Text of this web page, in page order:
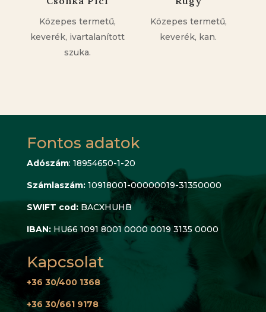
Közepes termetű,
keverék, ivartalanított
szuka.
Közepes termetű,
keverék, kan.
Fontos adatok
Adószám: 18954650-1-20
Számlaszám: 10918001-00000019-31350000
SWIFT cod: BACXHUHB
IBAN: HU66 1091 8001 0000 0019 3135 0000
Kapcsolat
+36 30/400 1368
+36 30/661 9178